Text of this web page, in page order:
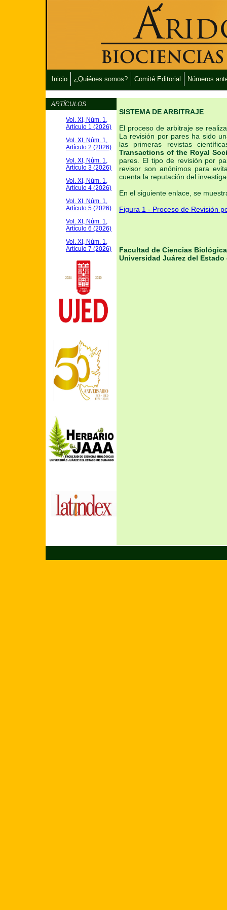
Inicio ¿Quiénes somos? Comité Editorial Números
ARTÍCULOS
Vol. XI, Núm. 1,
Artículo 1 (2026)
Vol. XI, Núm. 1,
Artículo 2 (2026)
Vol. XI, Núm. 1,
Artículo 3 (2026)
Vol. XI, Núm. 1,
Artículo 4 (2026)
Vol. XI, Núm. 1,
Artículo 5 (2026)
Vol. XI, Núm. 1,
Artículo 6 (2026)
Vol. XI, Núm. 1,
Artículo 7 (2026)
SISTEMA DE ARBITRAJE
El proceso de arbitraje se
La revisión por pares ha sido
las primeras revistas
Transactions of the Royal
pares. El tipo de revisión por
revisor son anónimos para
cuenta la reputación del
En el siguiente enlace, se
Figura 1 - Proceso de Revisión
Facultad de Ciencias
Universidad Juárez del Estado